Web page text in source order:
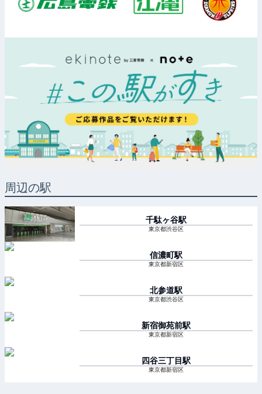
周辺の駅
千駄ヶ谷駅
東京都渋谷区
信濃町駅
東京都新宿区
北参道駅
東京都渋谷区
新宿御苑前駅
東京都新宿区
四谷三丁目駅
東京都新宿区